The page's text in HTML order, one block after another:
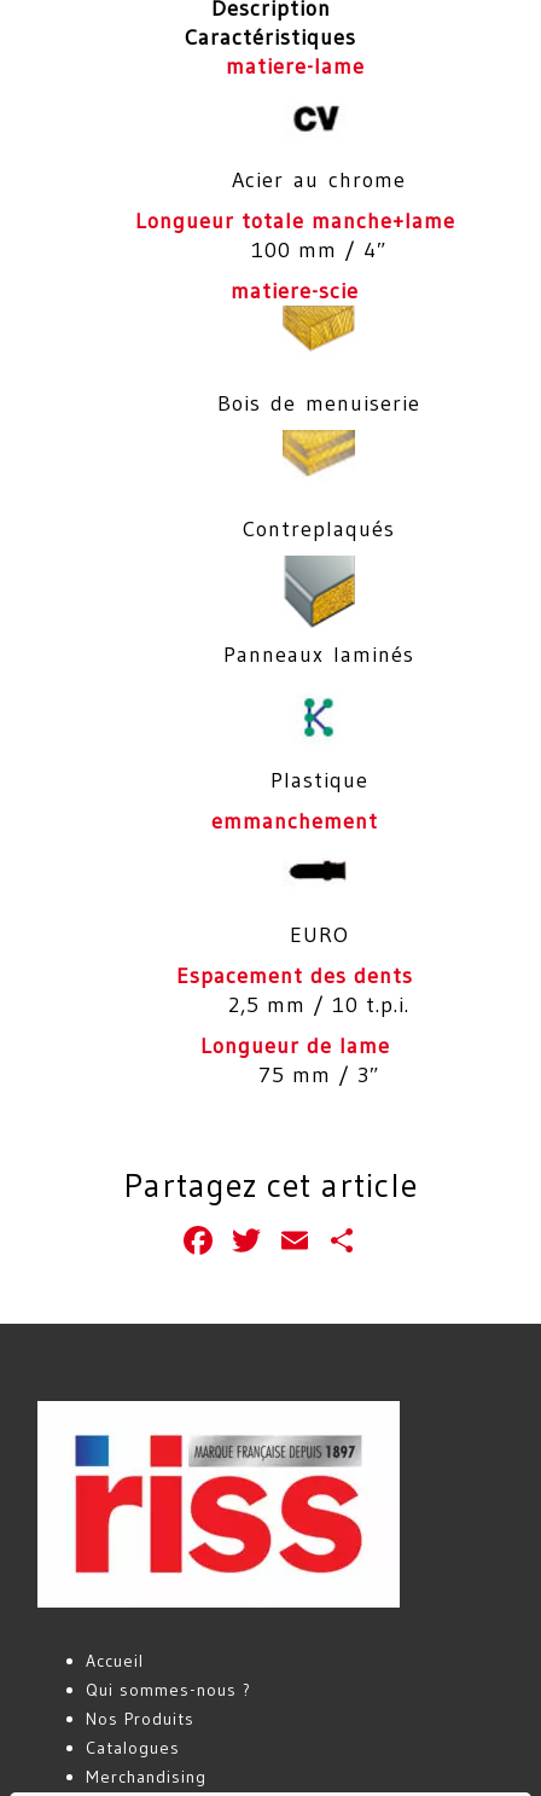
Description
Caractéristiques
matiere-lame
Acier au chrome
Longueur totale manche+lame
100 mm / 4″
matiere-scie
Bois de menuiserie
Contreplaqués
Panneaux laminés
Plastique
emmanchement
EURO
Espacement des dents
2,5 mm / 10 t.p.i.
Longueur de lame
75 mm / 3″
Partagez cet article
Facebook
Twitter
Email
Accueil
Qui sommes-nous ?
Nos Produits
Catalogues
Merchandising